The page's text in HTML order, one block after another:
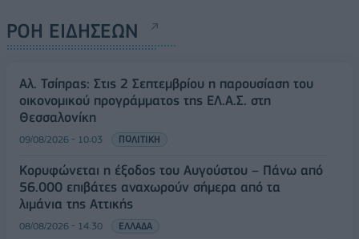
ΡΟΗ ΕΙΔΗΣΕΩΝ
Αλ. Τσίπρας: Στις 2 Σεπτεμβρίου η παρουσίαση του
οικονομικού προγράμματος της ΕΛ.Α.Σ. στη
Θεσσαλονίκη
09/08/2026 - 10:03 ΠΟΛΙΤΙΚΗ
Κορυφώνεται η έξοδος του Αυγούστου – Πάνω από
56.000 επιβάτες αναχωρούν σήμερα από τα
λιμάνια της Αττικής
08/08/2026 - 14:30 ΕΛΛΑΔΑ